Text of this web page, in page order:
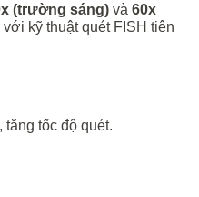
(trường sáng) và 60x
với kỹ thuật quét FISH tiên
tốc độ quét.